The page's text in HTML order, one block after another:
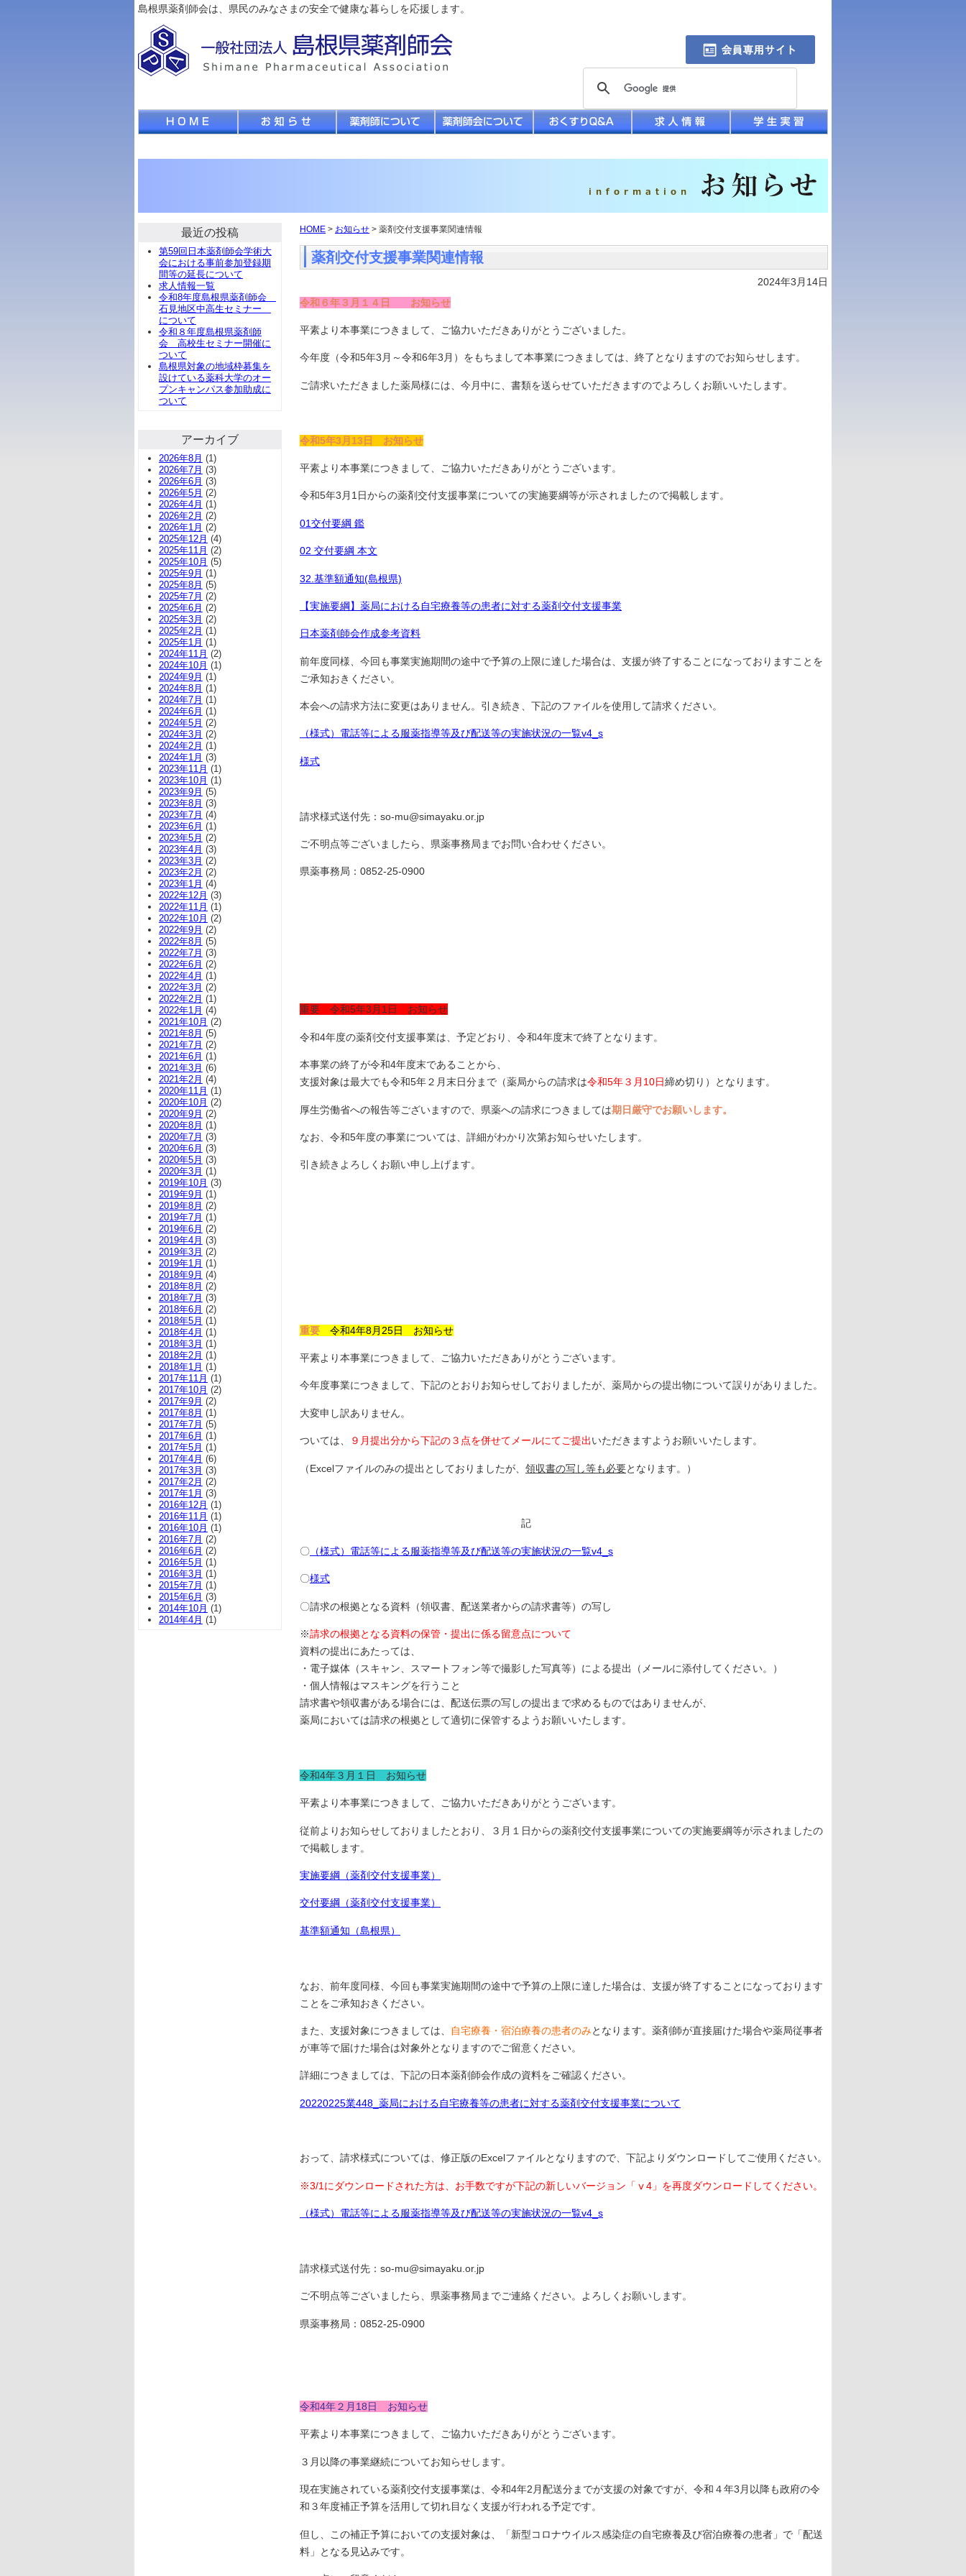
島根県薬剤師会は、県民のみなさまの安全で健康な暮らしを応援します。
HOME > お知らせ > 薬剤交付支援事業関連情報
薬剤交付支援事業関連情報
2024年3月14日
令和６年３月１４日 お知らせ
平素より本事業につきまして、ご協力いただきありがとうございました。
今年度（令和5年3月～令和6年3月）をもちまして本事業につきましては、終了となりますのでお知らせします。
ご請求いただきました薬局様には、今月中に、書類を送らせていただきますのでよろしくお願いいたします。
令和5年3月13日 お知らせ
平素より本事業につきまして、ご協力いただきありがとうございます。
令和5年3月1日からの薬剤交付支援事業についての実施要綱等が示されましたので掲載します。
01交付要綱 鑑
02 交付要綱 本文
32.基準額通知(島根県)
【実施要綱】薬局における自宅療養等の患者に対する薬剤交付支援事業
日本薬剤師会作成参考資料
前年度同様、今回も事業実施期間の途中で予算の上限に達した場合は、支援が終了することになっておりますことを
ご承知おきください。
本会への請求方法に変更はありません。引き続き、下記のファイルを使用して請求ください。
（様式）電話等による服薬指導等及び配送等の実施状況の一覧v4_s
様式
請求様式送付先：so-mu@simayaku.or.jp
ご不明点等ございましたら、県薬事務局までお問い合わせください。
県薬事務局：0852-25-0900
重要 令和5年3月1日 お知らせ
令和4年度の薬剤交付支援事業は、予定どおり、令和4年度末で終了となります。
本事業の終了が令和4年度末であることから、
支援対象は最大でも令和5年２月末日分まで（薬局からの請求は令和5年３月10日締め切り）となります。
厚生労働省への報告等ございますので、県薬への請求につきましては期日厳守でお願いします。
なお、令和5年度の事業については、詳細がわかり次第お知らせいたします。
引き続きよろしくお願い申し上げます。
重要 令和4年8月25日 お知らせ
平素より本事業につきまして、ご協力いただきありがとうございます。
今年度事業につきまして、下記のとおりお知らせしておりましたが、薬局からの提出物について誤りがありました。
大変申し訳ありません。
ついては、 ９月提出分から下記の３点を併せてメールにてご提出いただきますようお願いいたします。
（Excelファイルのみの提出としておりましたが、 領収書の写し等も必要となります。）
記
〇 （様式）電話等による服薬指導等及び配送等の実施状況の一覧v4_s
〇様式
〇請求の根拠となる資料（領収書、配送業者からの請求書等）の写し
※請求の根拠となる資料の保管・提出に係る留意点について
資料の提出にあたっては、
・電子媒体（スキャン、スマートフォン等で撮影した写真等）による提出（メールに添付してください。）
・個人情報はマスキングを行うこと
請求書や領収書がある場合には、配送伝票の写しの提出まで求めるものではありませんが、
薬局においては請求の根拠として適切に保管するようお願いいたします。
令和4年３月１日 お知らせ
平素より本事業につきまして、ご協力いただきありがとうございます。
従前よりお知らせしておりましたとおり、３月１日からの薬剤交付支援事業についての実施要綱等が示されましたの
で掲載します。
実施要綱（薬剤交付支援事業）
交付要綱（薬剤交付支援事業）
基準額通知（島根県）
なお、前年度同様、今回も事業実施期間の途中で予算の上限に達した場合は、支援が終了することになっております
ことをご承知おきください。
また、支援対象につきましては、 自宅療養・宿泊療養の患者のみとなります。薬剤師が直接届けた場合や薬局従事者
が車等で届けた場合は対象外となりますのでご留意ください。
詳細につきましては、下記の日本薬剤師会作成の資料をご確認ください。
20220225業448_薬局における自宅療養等の患者に対する薬剤交付支援事業について
おって、請求様式については、修正版のExcelファイルとなりますので、下記よりダウンロードしてご使用ください。
※3/1にダウンロードされた方は、お手数ですが下記の新しいバージョン「ⅴ4」を再度ダウンロードしてください。
（様式）電話等による服薬指導等及び配送等の実施状況の一覧v4_s
請求様式送付先：so-mu@simayaku.or.jp
ご不明点等ございましたら、県薬事務局までご連絡ください。よろしくお願いします。
県薬事務局：0852-25-0900
令和4年２月18日 お知らせ
平素より本事業につきまして、ご協力いただきありがとうございます。
３月以降の事業継続についてお知らせします。
現在実施されている薬剤交付支援事業は、令和4年2月配送分までが支援の対象ですが、令和４年3月以降も政府の令
和３年度補正予算を活用して切れ目なく支援が行われる予定です。
但し、この補正予算においての支援対象は、「新型コロナウイルス感染症の自宅療養及び宿泊療養の患者」で「配送
料」となる見込みです。
最近の投稿
第59回日本薬剤師会学術大
会における事前参加登録期
間等の延長について
求人情報一覧
令和8年度島根県薬剤師会
石見地区中高生セミナー
について
令和８年度島根県薬剤師
会 高校生セミナー開催に
ついて
島根県対象の地域枠募集を
設けている薬科大学のオー
プンキャンパス参加助成に
ついて
アーカイブ
2026年8月 (1)
2026年7月 (3)
2026年6月 (3)
2026年5月 (2)
2026年4月 (1)
2026年2月 (2)
2026年1月 (2)
2025年12月 (4)
2025年11月 (2)
2025年10月 (5)
2025年9月 (1)
2025年8月 (5)
2025年7月 (2)
2025年6月 (2)
2025年3月 (2)
2025年2月 (1)
2025年1月 (1)
2024年11月 (2)
2024年10月 (1)
2024年9月 (1)
2024年8月 (1)
2024年7月 (1)
2024年6月 (1)
2024年5月 (2)
2024年3月 (2)
2024年2月 (1)
2024年1月 (3)
2023年11月 (1)
2023年10月 (1)
2023年9月 (5)
2023年8月 (3)
2023年7月 (4)
2023年6月 (1)
2023年5月 (2)
2023年4月 (3)
2023年3月 (2)
2023年2月 (2)
2023年1月 (4)
2022年12月 (3)
2022年11月 (1)
2022年10月 (2)
2022年9月 (2)
2022年8月 (5)
2022年7月 (3)
2022年6月 (2)
2022年4月 (1)
2022年3月 (2)
2022年2月 (1)
2022年1月 (4)
2021年10月 (2)
2021年8月 (5)
2021年7月 (2)
2021年6月 (1)
2021年3月 (6)
2021年2月 (4)
2020年11月 (1)
2020年10月 (2)
2020年9月 (2)
2020年8月 (1)
2020年7月 (3)
2020年6月 (3)
2020年5月 (3)
2020年3月 (1)
2019年10月 (3)
2019年9月 (1)
2019年8月 (2)
2019年7月 (1)
2019年6月 (2)
2019年4月 (3)
2019年3月 (2)
2019年1月 (1)
2018年9月 (4)
2018年8月 (2)
2018年7月 (3)
2018年6月 (2)
2018年5月 (1)
2018年4月 (1)
2018年3月 (1)
2018年2月 (1)
2018年1月 (1)
2017年11月 (1)
2017年10月 (2)
2017年9月 (2)
2017年8月 (1)
2017年7月 (5)
2017年6月 (1)
2017年5月 (1)
2017年4月 (6)
2017年3月 (3)
2017年2月 (2)
2017年1月 (3)
2016年12月 (1)
2016年11月 (1)
2016年10月 (1)
2016年7月 (2)
2016年6月 (2)
2016年5月 (1)
2016年3月 (1)
2015年7月 (1)
2015年6月 (3)
2014年10月 (1)
2014年4月 (1)